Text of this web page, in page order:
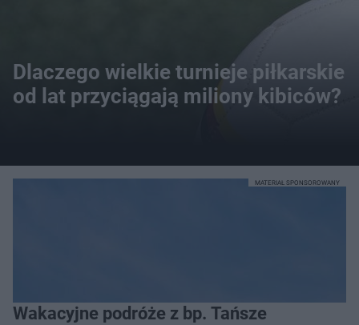
Dlaczego wielkie turnieje piłkarskie
od lat przyciągają miliony kibiców?
Wakacyjne podróże z bp. Tańsze
MATERIAŁ SPONSOROWANY